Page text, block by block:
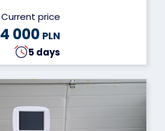
Current price
4 000 PLN
5 days